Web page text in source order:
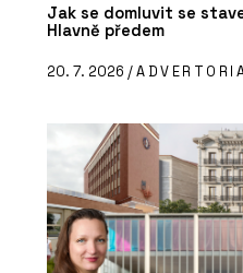
Jak se domluvit se
Hlavně předem
20. 7. 2026 /